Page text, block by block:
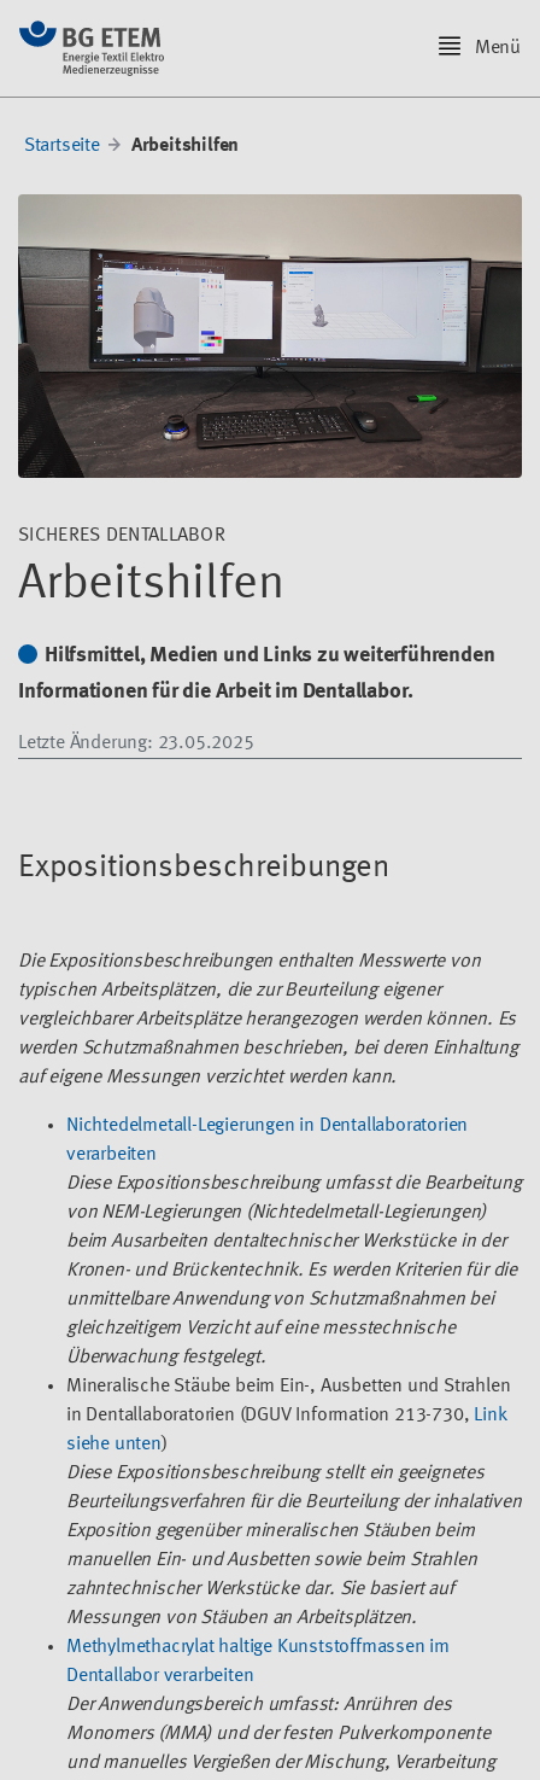
Menü
Startseite Arbeitshilfen
SICHERES DENTALLABOR
Arbeitshilfen
Hilfsmittel, Medien und Links zu weiterführenden
Informationen für die Arbeit im Dentallabor.
Letzte Änderung: 23.05.2025
Expositionsbeschreibungen
Die Expositionsbeschreibungen enthalten Messwerte von
typischen Arbeitsplätzen, die zur Beurteilung eigener
vergleichbarer Arbeitsplätze herangezogen werden können. Es
werden Schutzmaßnahmen beschrieben, bei deren Einhaltung
auf eigene Messungen verzichtet werden kann.
Nichtedelmetall-Legierungen in Dentallaboratorien
verarbeiten
Diese Expositionsbeschreibung umfasst die Bearbeitung
von NEM-Legierungen (Nichtedelmetall-Legierungen)
beim Ausarbeiten dentaltechnischer Werkstücke in der
Kronen- und Brückentechnik. Es werden Kriterien für die
unmittelbare Anwendung von Schutzmaßnahmen bei
gleichzeitigem Verzicht auf eine messtechnische
Überwachung festgelegt.
Mineralische Stäube beim Ein-, Ausbetten und Strahlen
in Dentallaboratorien (DGUV Information 213-730, Link
siehe unten)
Diese Expositionsbeschreibung stellt ein geeignetes
Beurteilungsverfahren für die Beurteilung der inhalativen
Exposition gegenüber mineralischen Stäuben beim
manuellen Ein- und Ausbetten sowie beim Strahlen
zahntechnischer Werkstücke dar. Sie basiert auf
Messungen von Stäuben an Arbeitsplätzen.
Methylmethacrylat haltige Kunststoffmassen im
Dentallabor verarbeiten
Der Anwendungsbereich umfasst: Anrühren des
Monomers (MMA) und der festen Pulverkomponente
und manuelles Vergießen der Mischung, Verarbeitung